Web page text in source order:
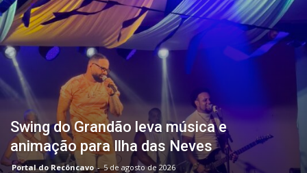
Swing do Grandão leva música e
animação para Ilha das Neves
Portal do Recôncavo - 5 de agosto de 2026